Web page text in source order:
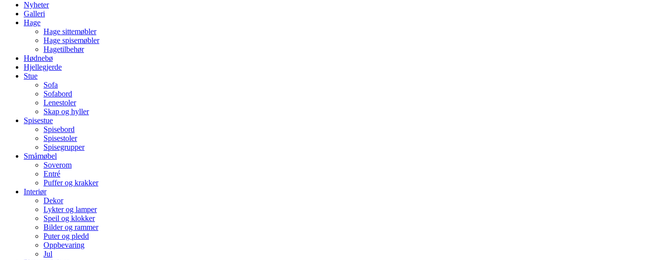
Nyheter
Galleri
Hage
Hage sittemøbler
Hage spisemøbler
Hagetilbehør
Hødnebø
Hjellegjerde
Stue
Sofa
Sofabord
Lenestoler
Skap og hyller
Spisestue
Spisebord
Spisestoler
Spisegrupper
Småmøbel
Soverom
Entré
Puffer og krakker
Interiør
Dekor
Lykter og lamper
Speil og klokker
Bilder og rammer
Puter og pledd
Oppbevaring
Jul